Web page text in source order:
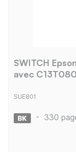
SWITCH
avec
SUE801
- 330